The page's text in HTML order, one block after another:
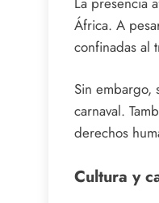
África. A
confinadas al
Sin embargo,
carnaval.
derechos
Cultura y